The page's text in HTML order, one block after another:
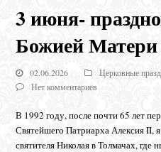
3 июня-
Божией
02.06.2026
Церковные
Нет комментариев
В 1992 году, после почти 65 лет
Святейшего Патриарха Алексия II,
святителя Николая в Толмачах, где